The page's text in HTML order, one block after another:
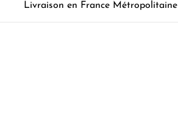
Livraison en France Métropolitaine